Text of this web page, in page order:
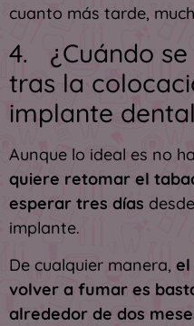
cuanto más tarde,
4. ¿Cuándo
tras la
implante
Aunque lo ideal es no
quiere retomar el
esperar tres días
implante.
De cualquier manera, el
volver a fumar es
alrededor de dos